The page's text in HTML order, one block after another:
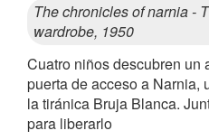
The chronicles of narnia -
wardrobe, 1950
Cuatro niños descubren un
puerta de acceso a Narnia,
la tiránica Bruja Blanca.
para liberarlo